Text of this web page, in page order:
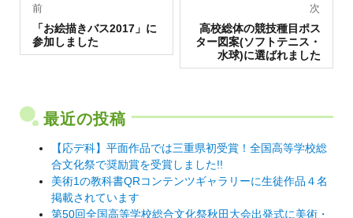
稿
ナ
ー
シ
ョ
ン
前
過
去
の
「お絵描きバス2017」に
参加しました
次
次
の
投
高校総体の競技種目ポス
ター図案(ソフトテニス・
水球)に選ばれました
最近の投稿
【応デ科】平面作品では三重県初受賞！全国高等学校総
合文化祭で奨励賞を受賞しました!!
美術1の教科書QRコンテンツギャラリーに生徒作品４名
掲載されています
第50回全国高等学校総合文化祭秋田大会出発式に美術・